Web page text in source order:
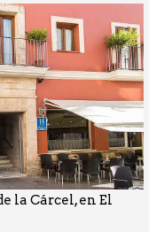
la Cárcel, en El